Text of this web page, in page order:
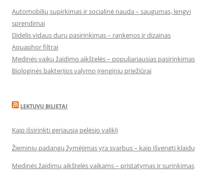
Automobilių supirkimas ir socialinė nauda – saugumas, lengvi
sprendimai
Didelis vidaus durų pasirinkimas – rankenos ir dizainas
Aquaphor filtrai
Medinės vaikų žaidimo aikštelės – populiariausias pasirinkimas
Biologinės bakterijos valymo įrenginių priežiūrai
LEKTUVU BILIETAI
Kaip išsirinkti geriausią pelėsio valiklį
Žieminių padangų žymėjimas yra svarbus – kaip išvengti klaidų
Medinės žaidimų aikštelės vaikams – pristatymas ir surinkimas